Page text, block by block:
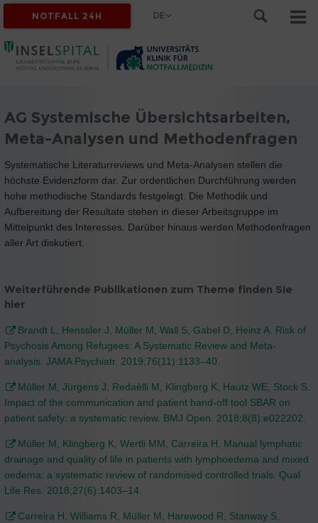
NOTFALL 24H DE
AG Systemische Übersichtsarbeiten,
Meta-Analysen und Methodenfragen
Systematische Literaturreviews und Meta-Analysen stellen die
höchste Evidenzform dar. Zur ordentlichen Durchführung werden
hohe methodische Standards festgelegt. Die Methodik und
Aufbereitung der Resultate stehen in dieser Arbeitsgruppe im
Mittelpunkt des Interesses. Darüber hinaus werden Methodenfragen
aller Art diskutiert.
Weiterführende Publikationen zum Theme finden Sie
hier
Brandt L, Henssler J, Müller M, Wall S, Gabel D, Heinz A. Risk of
Psychosis Among Refugees: A Systematic Review and Meta-
analysis. JAMA Psychiatr. 2019;76(11):1133–40.
Müller M, Jürgens J, Redaèlli M, Klingberg K, Hautz WE, Stock S.
Impact of the communication and patient hand-off tool SBAR on
patient safety: a systematic review. BMJ Open. 2018;8(8):e022202.
Müller M, Klingberg K, Wertli MM, Carreira H. Manual lymphatic
drainage and quality of life in patients with lymphoedema and mixed
oedema: a systematic review of randomised controlled trials. Qual
Life Res. 2018;27(6):1403–14.
Carreira H, Williams R, Müller M, Harewood R, Stanway S,